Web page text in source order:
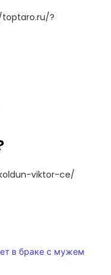
toptaro.ru/?
viktor-ce/